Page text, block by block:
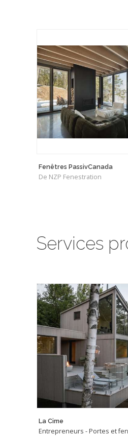
Fenêtres PassivCanada
De NZP Fenestration
Services
La Cime
Entrepreneurs - Portes et